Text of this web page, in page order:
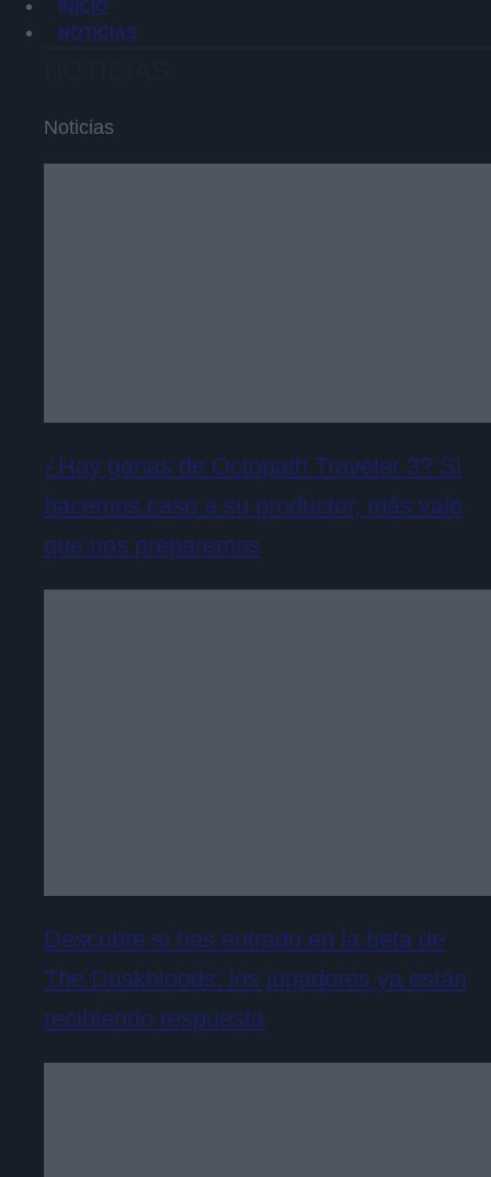
INICIO
NOTICIAS
Noticias
¿Hay ganas de Octopath Traveler 3? Si
hacemos caso a su productor, más vale
que nos preparemos
Descubre si has entrado en la beta de
The Duskbloods: los jugadores ya están
recibiendo respuesta